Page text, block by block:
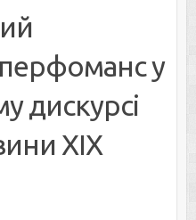
у
дискурсі
ХIX